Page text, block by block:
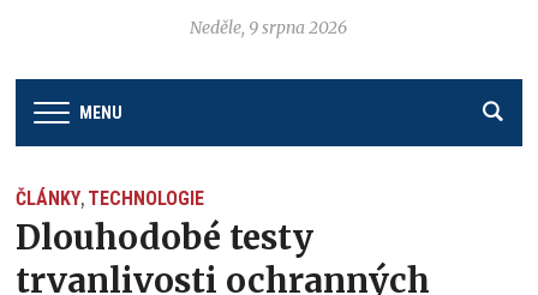
Neděle, 9 srpna 2026
MENU
ČLÁNKY, TECHNOLOGIE
Dlouhodobé testy
trvanlivosti ochranných